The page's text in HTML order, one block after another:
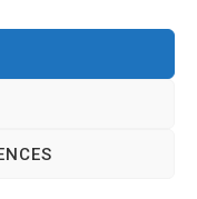
Confidentialité